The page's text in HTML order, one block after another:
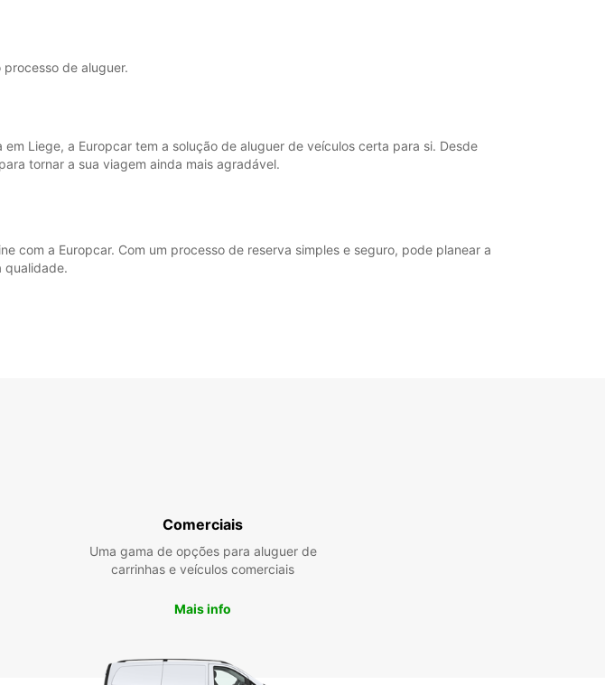
de aluguer.
Liege, a Europcar tem a solução de aluguer de veículos certa para si. Desde
tornar a sua viagem ainda mais agradável.
com a Europcar. Com um processo de reserva simples e seguro, pode planear a
qualidade.
Comerciais
Uma gama de opções para aluguer de
carrinhas e veículos comerciais
Mais info